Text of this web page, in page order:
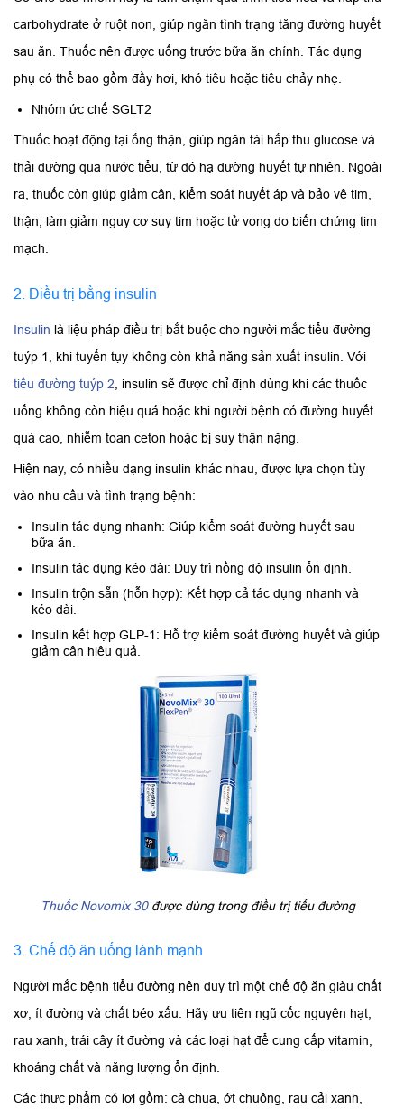
carbohydrate ở ruột non, giúp ngăn tình trạng tăng đường huyết
sau ăn. Thuốc nên được uống trước bữa ăn chính. Tác dụng
phụ có thể bao gồm đầy hơi, khó tiêu hoặc tiêu chảy nhẹ.
Nhóm ức chế SGLT2
Thuốc hoạt động tại ống thận, giúp ngăn tái hấp thu glucose và
thải đường qua nước tiểu, từ đó hạ đường huyết tự nhiên. Ngoài
ra, thuốc còn giúp giảm cân, kiểm soát huyết áp và bảo vệ tim,
thận, làm giảm nguy cơ suy tim hoặc tử vong do biến chứng tim
mạch.
2. Điều trị bằng insulin
Insulin là liệu pháp điều trị bắt buộc cho người mắc tiểu đường
tuýp 1, khi tuyến tụy không còn khả năng sản xuất insulin. Với
tiểu đường tuýp 2 , insulin sẽ được chỉ định dùng khi các thuốc
uống không còn hiệu quả hoặc khi người bệnh có đường huyết
quá cao, nhiễm toan ceton hoặc bị suy thận nặng.
Hiện nay, có nhiều dạng insulin khác nhau, được lựa chọn tùy
vào nhu cầu và tình trạng bệnh:
Insulin tác dụng nhanh: Giúp kiểm soát đường huyết sau
bữa ăn.
Insulin tác dụng kéo dài: Duy trì nồng độ insulin ổn định.
Insulin trộn sẵn (hỗn hợp): Kết hợp cả tác dụng nhanh và
kéo dài.
Insulin kết hợp GLP-1: Hỗ trợ kiểm soát đường huyết và giúp
giảm cân hiệu quả.
Thuốc Novomix 30được dùng trong điều trị tiểu đường
3. Chế độ ăn uống lành mạnh
Người mắc bệnh tiểu đường nên duy trì một chế độ ăn giàu chất
xơ, ít đường và chất béo xấu. Hãy ưu tiên ngũ cốc nguyên hạt,
rau xanh, trái cây ít đường và các loại hạt để cung cấp vitamin,
khoáng chất và năng lượng ổn định.
Các thực phẩm có lợi gồm: cà chua, ớt chuông, rau cải xanh,